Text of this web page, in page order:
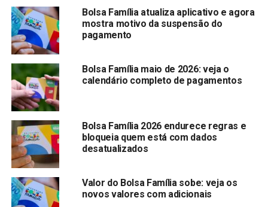
de azar.
De acordo com o ministro, houve atraso e falta de atenção
na avaliação desse assunto por parte do governo
Bolsonaro e do Congresso, e Lula fez “tudo ao seu
alcance” para solucionar a questão.
Para Haddad, a regulamentação das bets era um tema que
Jair Bolsonaro.
O atual governo corre contra o tempo para colocar travas
no uso do Bolsa Família em jogos de azar. Segundo
informações do Banco Central, aproximadamenteR$ 3
bilhões do Bolsa Famíliaforam gastos em apostas online
Bolsa Família atualiza aplicativo e agora
mostra motivo da suspensão do
pagamento
Bolsa Família maio de 2026: veja o
calendário completo de pagamentos
Bolsa Família 2026 endurece regras e
bloqueia quem está com dados
desatualizados
Valor do Bolsa Família sobe: veja os
novos valores com adicionais